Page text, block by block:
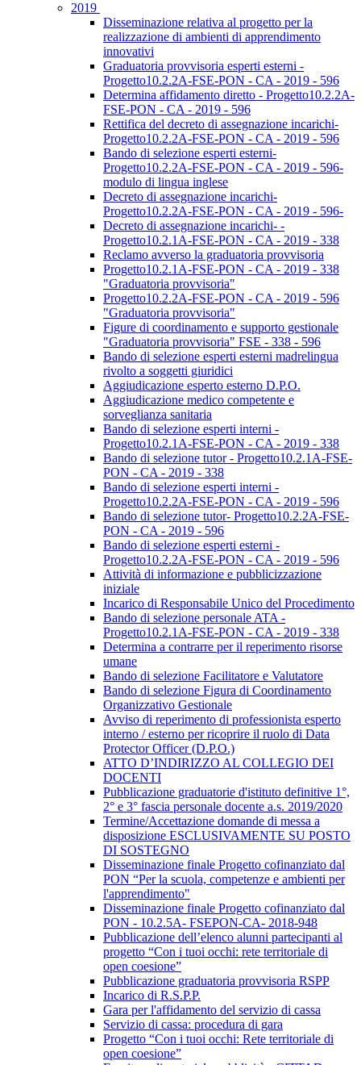
2019
Disseminazione relativa al progetto per la
realizzazione di ambienti di apprendimento
innovativi
Graduatoria provvisoria esperti esterni -
Progetto10.2.2A-FSE-PON - CA - 2019 - 596
Determina affidamento diretto - Progetto10.2.2A-
FSE-PON - CA - 2019 - 596
Rettifica del decreto di assegnazione incarichi-
Progetto10.2.2A-FSE-PON - CA - 2019 - 596
Bando di selezione esperti esterni-
Progetto10.2.2A-FSE-PON - CA - 2019 - 596-
modulo di lingua inglese
Decreto di assegnazione incarichi-
Progetto10.2.2A-FSE-PON - CA - 2019 - 596-
Decreto di assegnazione incarichi- -
Progetto10.2.1A-FSE-PON - CA - 2019 - 338
Reclamo avverso la graduatoria provvisoria
Progetto10.2.1A-FSE-PON - CA - 2019 - 338
"Graduatoria provvisoria"
Progetto10.2.2A-FSE-PON - CA - 2019 - 596
"Graduatoria provvisoria"
Figure di coordinamento e supporto gestionale
"Graduatoria provvisoria" FSE - 338 - 596
Bando di selezione esperti esterni madrelingua
rivolto a soggetti giuridici
Aggiudicazione esperto esterno D.P.O.
Aggiudicazione medico competente e
sorveglianza sanitaria
Bando di selezione esperti interni -
Progetto10.2.1A-FSE-PON - CA - 2019 - 338
Bando di selezione tutor - Progetto10.2.1A-FSE-
PON - CA - 2019 - 338
Bando di selezione esperti interni -
Progetto10.2.2A-FSE-PON - CA - 2019 - 596
Bando di selezione tutor- Progetto10.2.2A-FSE-
PON - CA - 2019 - 596
Bando di selezione esperti esterni -
Progetto10.2.2A-FSE-PON - CA - 2019 - 596
Attività di informazione e pubblicizzazione
iniziale
Incarico di Responsabile Unico del Procedimento
Bando di selezione personale ATA -
Progetto10.2.1A-FSE-PON - CA - 2019 - 338
Determina a contrarre per il reperimento risorse
umane
Bando di selezione Facilitatore e Valutatore
Bando di selezione Figura di Coordinamento
Organizzativo Gestionale
Avviso di reperimento di professionista esperto
interno / esterno per ricoprire il ruolo di Data
Protector Officer (D.P.O.)
ATTO D’INDIRIZZO AL COLLEGIO DEI
DOCENTI
Pubblicazione graduatorie d'istituto definitive 1°,
2° e 3° fascia personale docente a.s. 2019/2020
Termine/Accettazione domande di messa a
disposizione ESCLUSIVAMENTE SU POSTO
DI SOSTEGNO
Disseminazione finale Progetto cofinanziato dal
PON “Per la scuola, competenze e ambienti per
l'apprendimento"
Disseminazione finale Progetto cofinanziato dal
PON - 10.2.5A- FSEPON-CA- 2018-948
Pubblicazione dell’elenco alunni partecipanti al
progetto “Con i tuoi occhi: rete territoriale di
open coesione”
Pubblicazione graduatoria provvisoria RSPP
Incarico di R.S.P.P.
Gara per l'affidamento del servizio di cassa
Servizio di cassa: procedura di gara
Progetto “Con i tuoi occhi: Rete territoriale di
open coesione”